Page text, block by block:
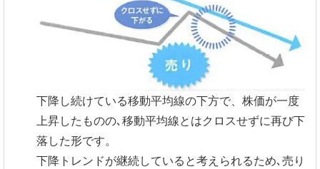
下降し続けている移動平均線の下方で、株価が一度
上昇したものの､移動平均線とはクロスせずに再び下
落した形です。
下降トレンドが継続していると考えられるため､売り